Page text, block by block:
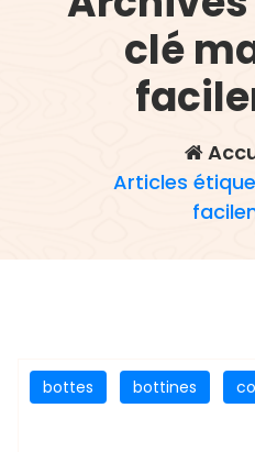
clé
Articles
bottes bottines